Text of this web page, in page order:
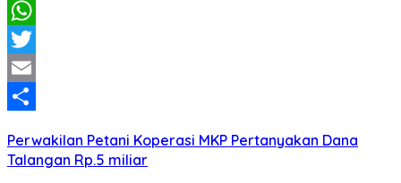
Facebook
WhatsApp
Twitter
Email
Perwakilan Petani Koperasi MKP Pertanyakan Dana
Talangan Rp.5 miliar